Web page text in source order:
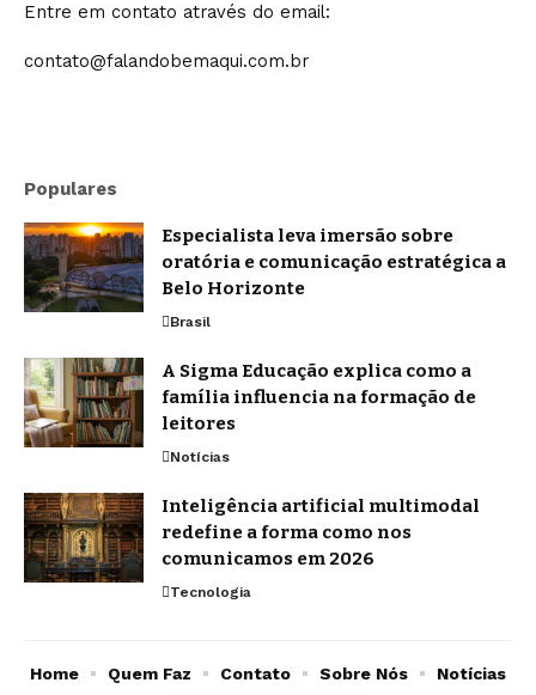
Entre em contato através do email:
contato@falandobemaqui.com.br
Populares
Especialista leva imersão sobre
oratória e comunicação estratégica a
Belo Horizonte
Brasil
A Sigma Educação explica como a
família influencia na formação de
leitores
Notícias
Inteligência artificial multimodal
redefine a forma como nos
comunicamos em 2026
Tecnologia
Home Quem Faz Contato Sobre Nós Notícias